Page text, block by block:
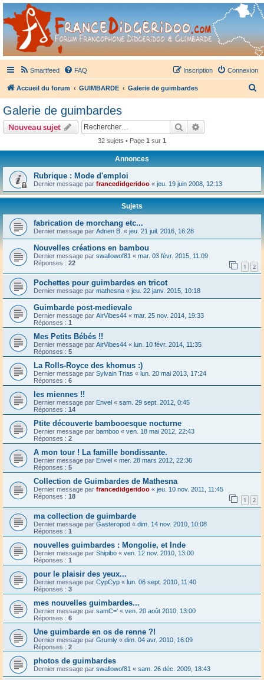
France Didgeridoo
Didgeridoo et Guimbarde sur France Didgeridoo - retrouvez la communauté.
Smartfeed FAQ Connexion
Inscription
Accueil du forum GUIMBARDE Galerie de guimbardes
r
Galerie de guimbardes
Nouveau sujet Rechercher
32 sujets • Page 1 sur 1
Annonces
Rubrique : Mode d'emploi
Dernier message par francedidgeridoo « jeu. 19 juin 2008, 12:13
Sujets
fabrication de morchang etc...
Dernier message par Adrien B. « jeu. 21 juil. 2016, 16:28
Nouvelles créations en bambou
Dernier message par swallowof81 « mar. 03 févr. 2015, 11:09
Réponses : 22 1 2
Pochettes pour guimbardes en tricot
Dernier message par mathesna « jeu. 22 janv. 2015, 10:18
Guimbarde post-medievale
Dernier message par AirVibes44 « mar. 25 nov. 2014, 19:33
Réponses : 1
Mes Petits Bébés !!
Dernier message par AirVibes44 « lun. 10 févr. 2014, 11:35
Réponses : 5
La Rolls-Royce des khomus :)
Dernier message par Sylvain Trias « lun. 20 mai 2013, 17:24
Réponses : 6
les miennes !!
Dernier message par Envel « sam. 29 sept. 2012, 0:45
Réponses : 14
Ptite découverte bambooesque nocturne
Dernier message par bamboo « ven. 18 mai 2012, 22:43
Réponses : 2
A mon tour ! La famille bondissante.
Dernier message par Envel « mer. 28 mars 2012, 22:36
Réponses : 5
Collection de Guimbardes de Mathesna
Dernier message par francedidgeridoo « jeu. 10 nov. 2011, 11:45
Réponses : 18 1 2
ma collection de guimbarde
Dernier message par Gasteropod « dim. 14 nov. 2010, 10:08
Réponses : 1
nouvelles guimbardes : Mongolie, et Inde
Dernier message par Shipibo « ven. 12 nov. 2010, 13:00
Réponses : 1
pour le plaisir des yeux...
Dernier message par CypCyp « lun. 06 sept. 2010, 11:40
Réponses : 3
mes nouvelles guimbardes...
Dernier message par samC=' « ven. 20 août 2010, 13:00
Réponses : 6
Une guimbarde en os de renne ?!
Dernier message par Grumly « dim. 04 avr. 2010, 16:09
Réponses : 2
photos de guimbardes
Dernier message par swallowof81 « sam. 26 déc. 2009, 18:43